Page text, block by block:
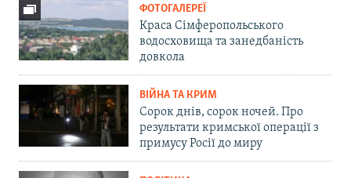
ФОТОГАЛЕРЕЇ
Краса Сімферопольського
водосховища та занедбаність
довкола
ВІЙНА ТА КРИМ
Сорок днів, сорок ночей. Про
результати кримської операції з
примусу Росії до миру